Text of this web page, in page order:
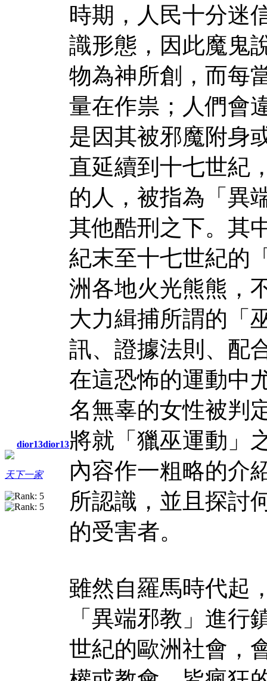
dior13dior13
天下一家
時期，人民十分迷
識形態，因此魔鬼
物為神所創，而每
量在作祟；人們會
是因其被邪魔附身
直延續到十七世紀
的人，被指為「異
其他酷刑之下。其
紀末至十七世紀的
洲各地火光熊熊，
大力緝捕所謂的「
訊、證據法則、配
在這恐怖的運動中
名無辜的女性被判
將就「獵巫運動」
內容作一粗略的介
所認識，並且探討
的受害者。
雖然自羅馬時代起
「異端邪教」進
世紀的歐洲社會，